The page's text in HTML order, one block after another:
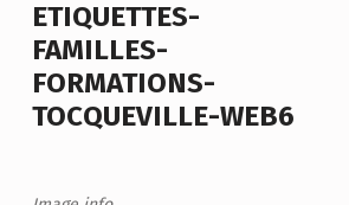
ETIQUETTES-
FAMILLES-
FORMATIONS-
TOCQUEVILLE-WEB6